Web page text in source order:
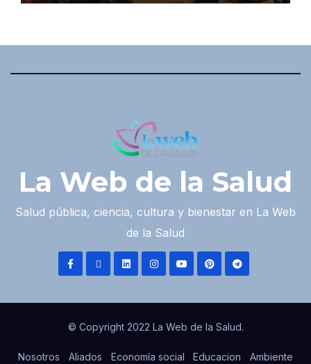
La Web de la Salud
Salud pública, ciencia, cultura y bienestar en La Web
de la Salud
© Copyright 2022 La Web de la Salud.
Nosotros Aliados Economía social Educacion Ambiente